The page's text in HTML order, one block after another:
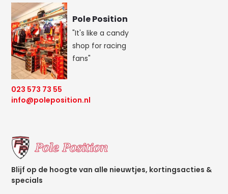
Pole Position
"It's like a candy
shop for racing
fans"
023 573 73 55
info@poleposition.nl
Blijf op de hoogte van alle nieuwtjes, kortingsacties &
specials